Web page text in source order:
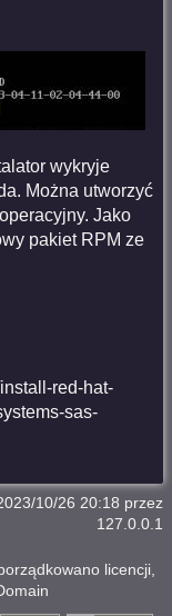
wykryje
Można utworzyć
Jako
pakiet RPM ze
red-hat-
sas-
10/26 20:18 przez
127.0.0.1
licencji,